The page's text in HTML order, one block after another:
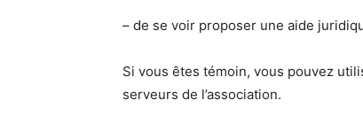
– de se voir proposer une aide
Si vous êtes témoin, vous pouvez
serveurs de l’association.